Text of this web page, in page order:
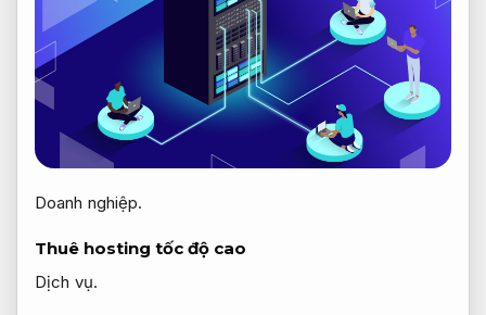
Doanh nghiệp.
Thuê hosting tốc độ cao
Dịch vụ.